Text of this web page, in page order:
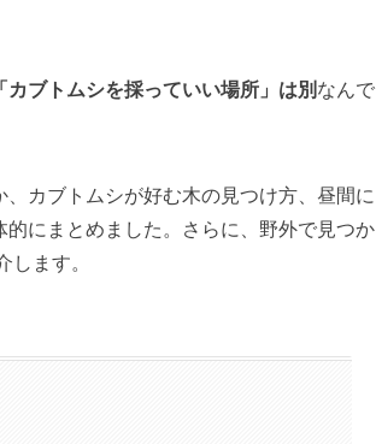
カブトムシを採っていい場所」は別なんで
カブトムシが好む木の見つけ方、昼間に
にまとめました。さらに、野外で見つか
ます。